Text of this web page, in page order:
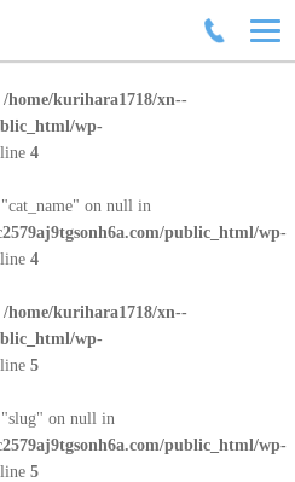
/home/kurihara1718/xn--
wp-
4
on null in
public_html/wp-
4
/home/kurihara1718/xn--
wp-
5
"slug" on null in
public_html/wp-
5